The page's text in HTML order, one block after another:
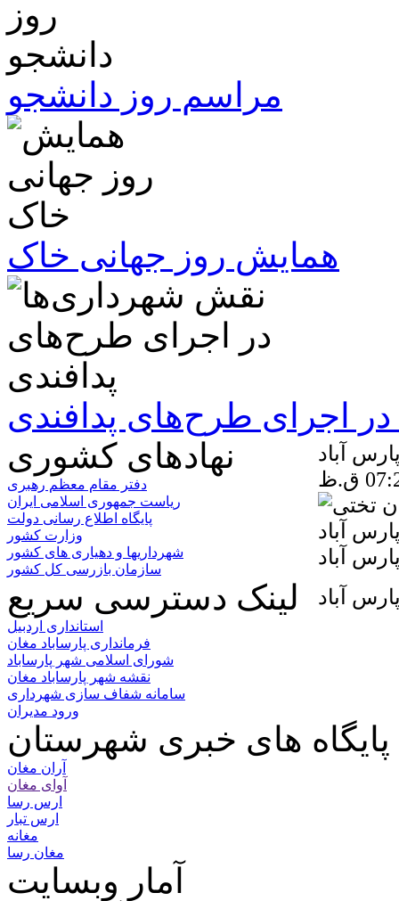
مراسم روز دانشجو
همایش روز جهانی خاک
اجرای طرح‌های پدافندی
آباد
آباد
نهادهای کشوری
دفتر مقام معظم رهبری
ریاست جمهوری اسلامی ایران
پایگاه اطلاع رسانی دولت
وزارت کشور
شهرداریها و دهیاری های کشور
سازمان بازرسی کل کشور
لینک دسترسی سریع
استانداری اردبیل
فرمانداری پارساباد مغان
شورای اسلامی شهر پارساباد
نقشه شهر پارساباد مغان
سامانه شفاف سازی شهرداری
ورود مدیران
پایگاه های خبری شهرستان
آران مغان
آوای مغان
ارس رسا
ارس تبار
مغانه
مغان رسا
آمار وبسایت